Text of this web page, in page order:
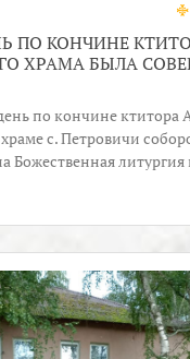
ПО КОНЧИНЕ
ХРАМА БЫЛА
по кончине ктитора
с. Петровичи
Божественная